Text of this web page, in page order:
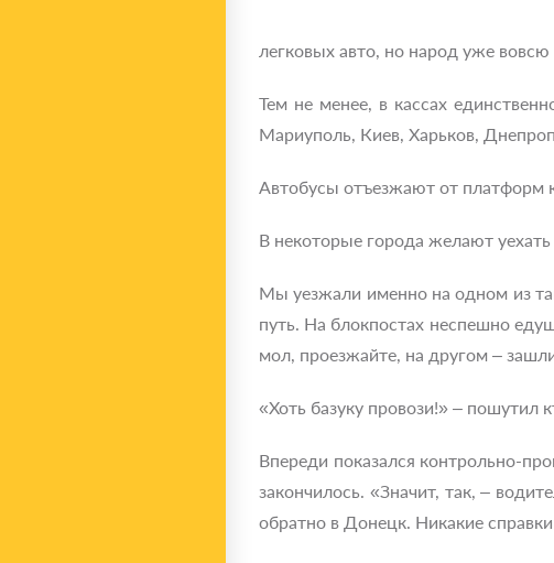
легковых авто, но народ уже
Тем не менее, в кассах
Мариуполь, Киев, Харьков,
Автобусы отъезжают от платформ
В некоторые города желают
Мы уезжали именно на одном из
путь. На блокпостах неспешно
мол, проезжайте, на другом –
«Хоть базуку провози!» – пошутил
Впереди показался контрольно-
закончилось. «Значит, так, –
обратно в Донецк. Никакие